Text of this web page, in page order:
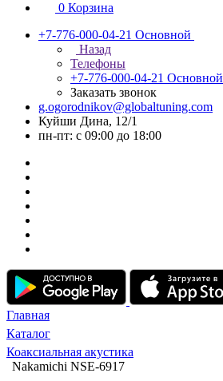
0 Корзина
+7-776-000-04-21 Основной
Назад
Телефоны
+7-776-000-04-21 Основной
Заказать звонок
g.ogorodnikov@globaltuning.com
Куйши Дина, 12/1
пн-пт: с 09:00 до 18:00
Главная
Каталог
Коаксиальная акустика
Nakamichi NSE-6917